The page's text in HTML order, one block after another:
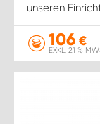
unseren
106 €
EXKL. 21 %